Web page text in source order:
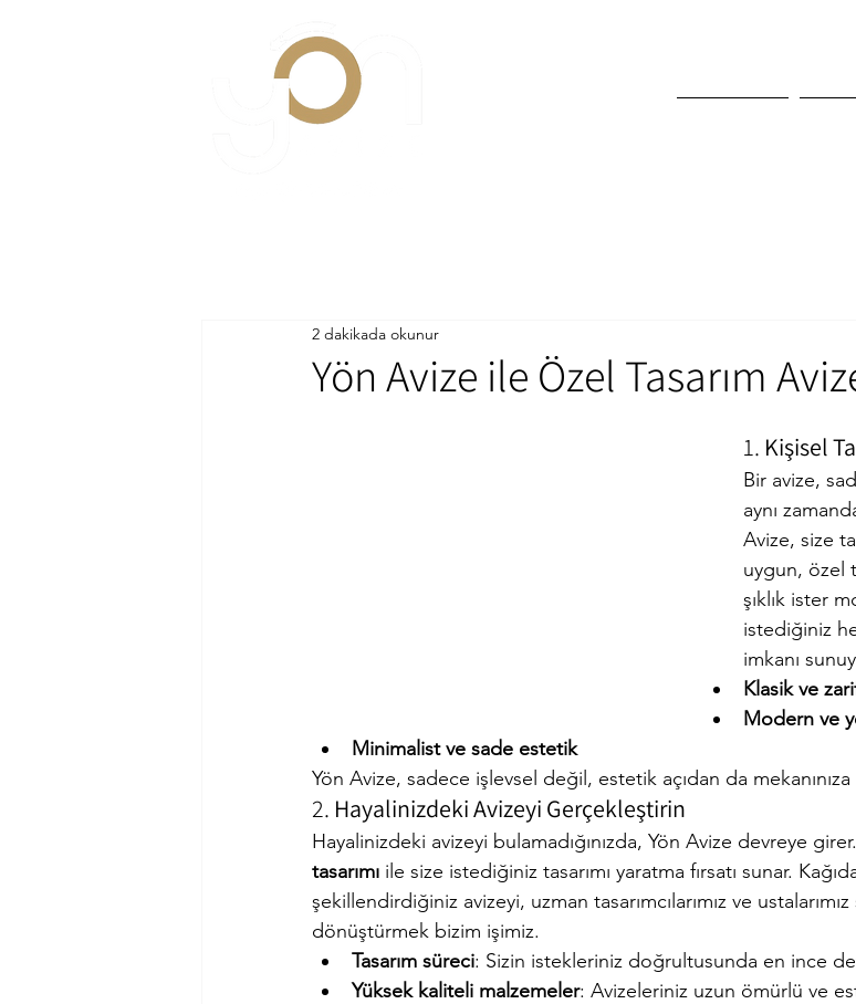
Yön Avize ile Özel Tasarım
2 dakikada okunur
1. Kişisel
Bir avize,
aynı
Avize, size
uygun, özel
şıklık ister
istediğiniz
imkanı
Klasik ve
Modern ve
Minimalist ve sade estetik
Yön Avize, sadece işlevsel değil, estetik açıdan da
2. Hayalinizdeki Avizeyi Gerçekleştirin
Hayalinizdeki avizeyi bulamadığınızda, Yön Avize devreye
tasarımı ile size istediğiniz tasarımı yaratma fırsatı sunar.
şekillendirdiğiniz avizeyi, uzman tasarımcılarımız ve
dönüştürmek bizim işimiz.
Tasarım süreci: Sizin istekleriniz doğrultusunda en ince
Yüksek kaliteli malzemeler: Avizeleriniz uzun ömürlü ve